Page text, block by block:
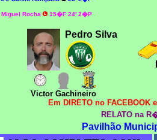
Miguel Rocha 15�F 24' 2�P
Pedro Silva
Victor Gachineiro
Em DIRETO no FACEBOOK
RELATO na
Pavilhão